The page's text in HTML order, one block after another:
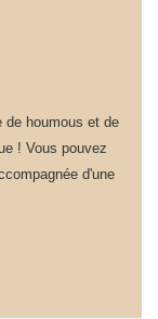
de houmous et de
! Vous pouvez
d'une